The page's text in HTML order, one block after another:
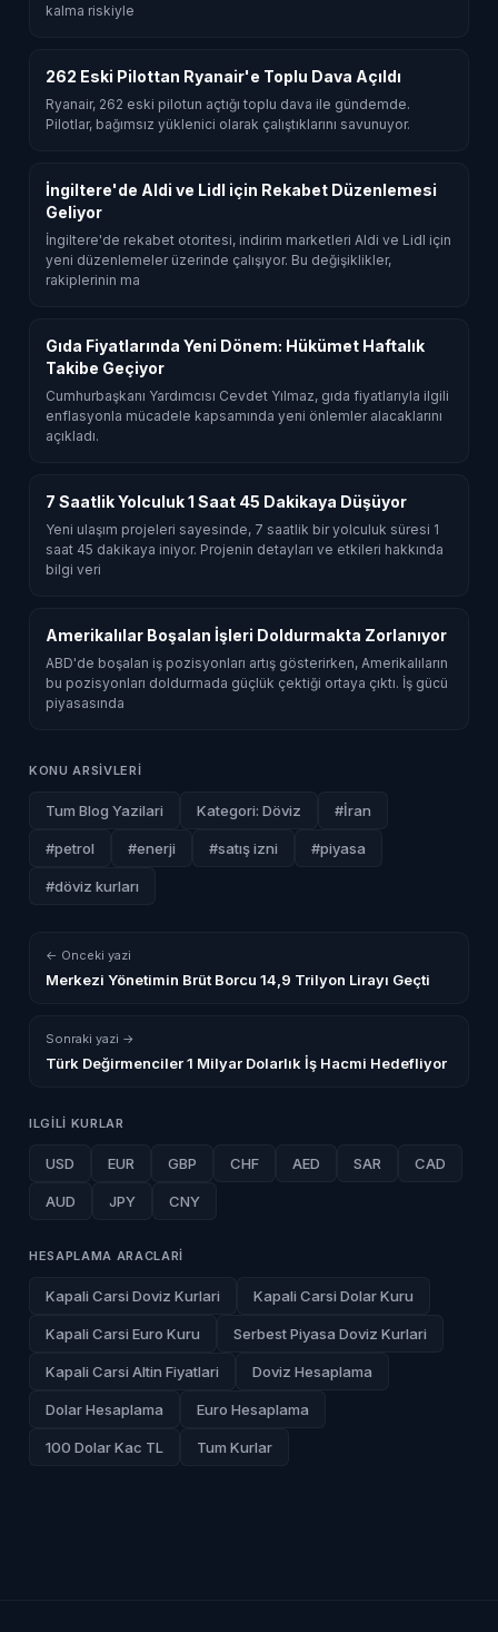
kalma riskiyle
262 Eski Pilottan Ryanair'e Toplu Dava Açıldı
Ryanair, 262 eski pilotun açtığı toplu dava ile gündemde.
Pilotlar, bağımsız yüklenici olarak çalıştıklarını savunuyor.
İngiltere'de Aldi ve Lidl için Rekabet Düzenlemesi
Geliyor
İngiltere'de rekabet otoritesi, indirim marketleri Aldi ve Lidl için
yeni düzenlemeler üzerinde çalışıyor. Bu değişiklikler,
rakiplerinin ma
Gıda Fiyatlarında Yeni Dönem: Hükümet Haftalık
Takibe Geçiyor
Cumhurbaşkanı Yardımcısı Cevdet Yılmaz, gıda fiyatlarıyla ilgili
enflasyonla mücadele kapsamında yeni önlemler alacaklarını
açıkladı.
7 Saatlik Yolculuk 1 Saat 45 Dakikaya Düşüyor
Yeni ulaşım projeleri sayesinde, 7 saatlik bir yolculuk süresi 1
saat 45 dakikaya iniyor. Projenin detayları ve etkileri hakkında
bilgi veri
Amerikalılar Boşalan İşleri Doldurmakta Zorlanıyor
ABD'de boşalan iş pozisyonları artış gösterirken, Amerikalıların
bu pozisyonları doldurmada güçlük çektiği ortaya çıktı. İş gücü
piyasasında
KONU ARSIVLERI
Tum Blog Yazilari Kategori: Döviz #İran
#petrol #enerji #satış izni #piyasa
#döviz kurları
← Onceki yazi
Merkezi Yönetimin Brüt Borcu 14,9 Trilyon Lirayı Geçti
Sonraki yazi →
Türk Değirmenciler 1 Milyar Dolarlık İş Hacmi Hedefliyor
ILGILI KURLAR
USD EUR GBP CHF AED SAR CAD
AUD JPY CNY
HESAPLAMA ARACLARI
Kapali Carsi Doviz Kurlari Kapali Carsi Dolar Kuru
Kapali Carsi Euro Kuru Serbest Piyasa Doviz Kurlari
Kapali Carsi Altin Fiyatlari Doviz Hesaplama
Dolar Hesaplama Euro Hesaplama
100 Dolar Kac TL Tum Kurlar